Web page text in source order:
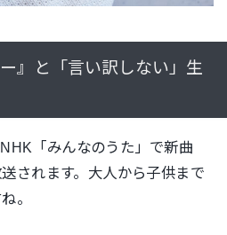
』と「言い訳しない」生
「みんなのうた」で新曲
されます。大人から子供まで
。